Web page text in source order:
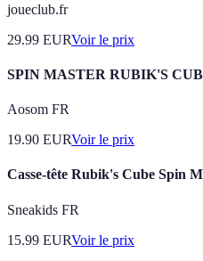
joueclub.fr
29.99 EURVoir le prix
SPIN MASTER RUBIK'S
Aosom FR
19.90 EURVoir le prix
Casse-tête Rubik's Cube Spin
Sneakids FR
15.99 EURVoir le prix